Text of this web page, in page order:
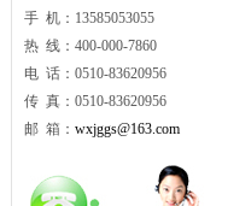
手 机：13585053055
热 线：400-000-7860
电 话：0510-83620956
传 真：0510-83620956
邮 箱： wxjggs@163.com